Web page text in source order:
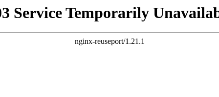
Service Temporarily
nginx-reuseport/1.21.1